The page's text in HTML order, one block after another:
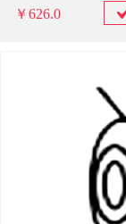
￥626.0